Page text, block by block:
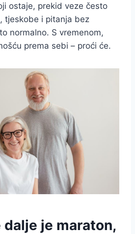
ostaje, prekid veze često
tjeskobe i pitanja bez
normalno. S vremenom,
prema sebi – proći će.
dalje je maraton,